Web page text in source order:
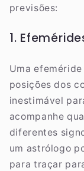
previsões:
1.
Uma
posições dos
inestimável
acompanhe
diferentes
um astrólogo
para traçar